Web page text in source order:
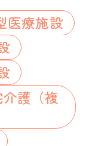
医療施設
護（複